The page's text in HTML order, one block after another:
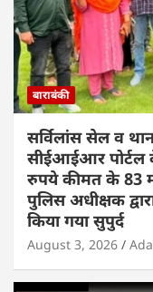
बाराबंकी
सर्विलांस सेल व
सीईआईआर पोर्टल
रुपये कीमत के 83
पुलिस अधीक्षक
किया गया सुपुर्द
August 3, 2026